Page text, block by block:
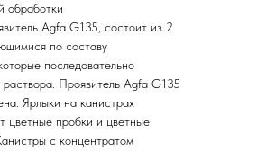
обработки
Agfa G135, состоит из 2
по составу
последовательно
раствора. Проявитель Agfa G135
Ярлыки на канистрах
цветные пробки и цветные
с концентратом